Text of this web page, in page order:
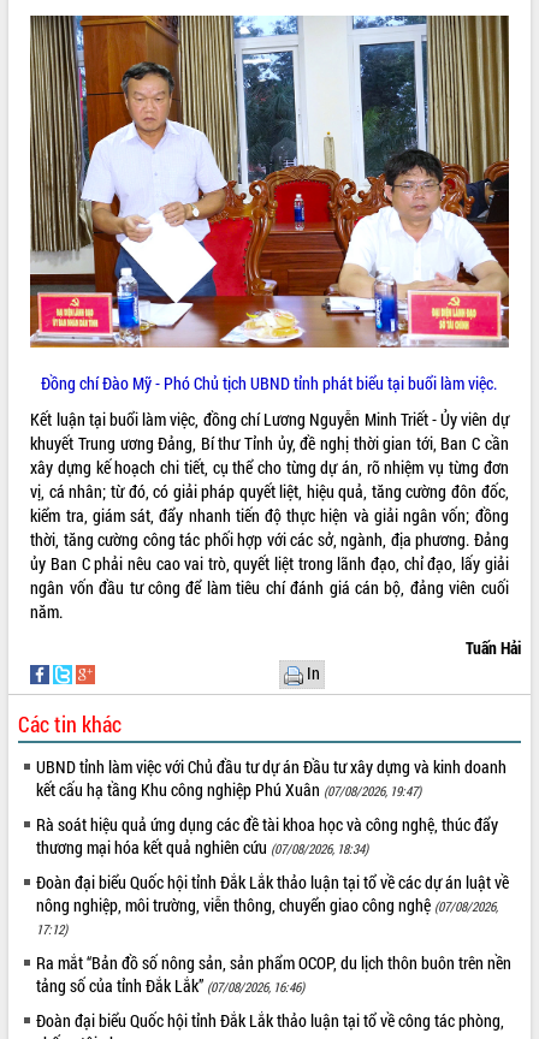
Thường trực HĐND tỉnh Đắk Lắk gặp
mặt Đoàn chuyên gia y tế TP. Hồ Chí
Minh
Lễ truy điệu và an táng hài cốt liệt sĩ
tại Nghĩa trang Liệt sĩ xã Sơn Hòa
Bàn giải pháp tháo gỡ khó khăn trong
xuất khẩu sầu riêng và triển khai quy
định EUDR
Thứ trưởng Bộ Nông nghiệp và Môi
trường Nguyễn Hoàng Hiệp khảo sát
vùng trồng và doanh nghiệp đóng gói
sầu riêng tại Đắk Lắk
Trình diễn nghệ thuật chế biến các
món ăn từ sầu riêng
Đắk Lắk công bố Quy hoạch và xúc
Ngành cá ngừ Đắk Lắk chủ động thích
ứng để giữ vững thị trường xuất khẩu
Diễn đàn Kinh tế tư nhân Việt Nam đột
phá cơ chế - Hợp tác công tư
Đề án 06 tạo bước ngoặt đột phá trong
cải cách hành chính tỉnh Đắk Lắk
Kết nối tour, đẩy mạnh chuyển đổi số
để phát triển du lịch Đắk Lắk
tầng kỹ thuật Cụm công nghiệp Tân
Tiến
Gặp mặt các cơ quan báo chí nhân Kỷ
niệm 101 năm Ngày Báo chí Cách
mạng Việt Nam
Đắk Lắk sơ kết 4 năm triển khai thực
hiện Đề án 06 của Chính phủ
Họp báo thông tin về Hội nghị Công bố
Quy hoạch và Xúc tiến đầu tư tỉnh Đắk
Lắk
Khơi thông điểm nghẽn, đẩy nhanh
giải ngân vốn khắc phục thiên tai
HĐND tỉnh thông qua điều chỉnh Quy
hoạch tỉnh thời kỳ 2021-2030
THỐNG KÊ TRUY CẬP
Hôm nay: 16886
Tất cả: 66062209
Đồng chí Đào Mỹ - Phó Chủ tịch UBND tỉnh phát biểu tại buổi làm việc.
Kết luận tại buổi làm việc, đồng chí Lương Nguyễn Minh Triết - Ủy viên dự
khuyết Trung ương Đảng, Bí thư Tỉnh ủy, đề nghị thời gian tới, Ban C cần
xây dựng kế hoạch chi tiết, cụ thể cho từng dự án, rõ nhiệm vụ từng đơn
vị, cá nhân; từ đó, có giải pháp quyết liệt, hiệu quả, tăng cường đôn đốc,
kiểm tra, giám sát, đẩy nhanh tiến độ thực hiện và giải ngân vốn; đồng
thời, tăng cường công tác phối hợp với các sở, ngành, địa phương. Đảng
ủy Ban C phải nêu cao vai trò, quyết liệt trong lãnh đạo, chỉ đạo, lấy giải
ngân vốn đầu tư công để làm tiêu chí đánh giá cán bộ, đảng viên cuối
năm.
Tuấn Hải
In
Các tin khác
UBND tỉnh làm việc với Chủ đầu tư dự án Đầu tư xây dựng và kinh doanh
kết cấu hạ tầng Khu công nghiệp Phú Xuân (07/08/2026, 19:47)
Rà soát hiệu quả ứng dụng các đề tài khoa học và công nghệ, thúc đẩy
thương mại hóa kết quả nghiên cứu (07/08/2026, 18:34)
Đoàn đại biểu Quốc hội tỉnh Đắk Lắk thảo luận tại tổ về các dự án luật về
nông nghiệp, môi trường, viễn thông, chuyển giao công nghệ (07/08/2026,
17:12)
Ra mắt “Bản đồ số nông sản, sản phẩm OCOP, du lịch thôn buôn trên nền
tảng số của tỉnh Đắk Lắk” (07/08/2026, 16:46)
Đoàn đại biểu Quốc hội tỉnh Đắk Lắk thảo luận tại tổ về công tác phòng,